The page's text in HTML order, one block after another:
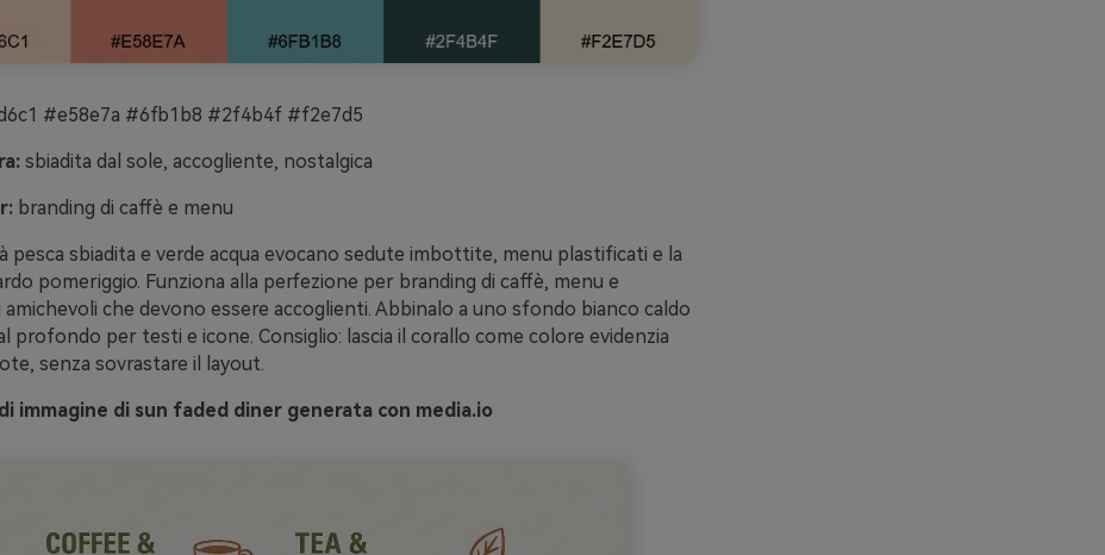
#e58e7a #6fb1b8 #2f4b4f #f2e7d5
sbiadita dal sole, accogliente, nostalgica
branding di caffè e menu
pesca sbiadita e verde acqua evocano sedute imbottite, menu plastificati e la
pomeriggio. Funziona alla perfezione per branding di caffè, menu e
amichevoli che devono essere accoglienti. Abbinalo a uno sfondo bianco caldo
profondo per testi e icone. Consiglio: lascia il corallo come colore evidenzia
senza sovrastare il layout.
immagine di sun faded diner generata con media.io